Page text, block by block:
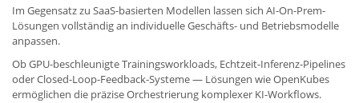
Im Gegensatz zu SaaS-basierten Modellen lassen sich AI-On-Prem-
Lösungen vollständig an individuelle Geschäfts- und Betriebsmodelle
anpassen.
Ob GPU-beschleunigte Trainingsworkloads, Echtzeit-Inferenz-Pipelines
oder Closed-Loop-Feedback-Systeme — Lösungen wie OpenKubes
ermöglichen die präzise Orchestrierung komplexer KI-Workflows.